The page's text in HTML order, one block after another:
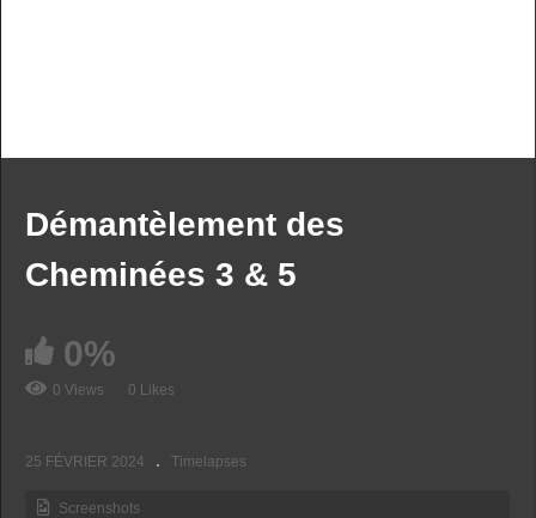
Démantèlement des
Cheminées 3 & 5
0%
0 Views 0 Likes
25 FÉVRIER 2024 Timelapses
Screenshots